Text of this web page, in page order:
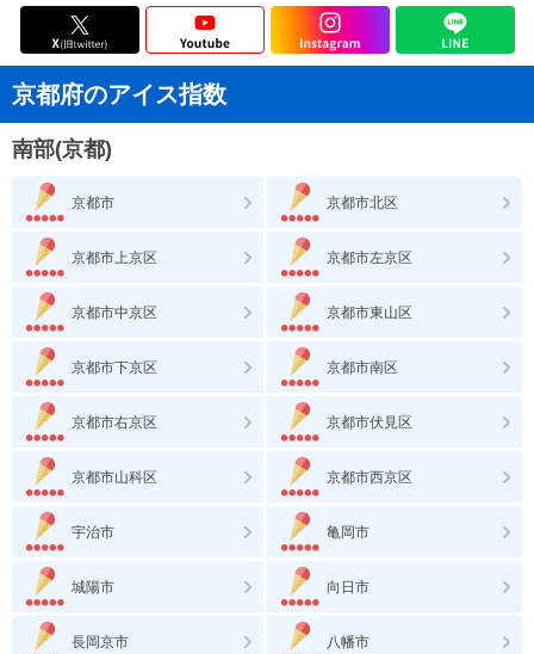
京都府のアイス指数
南部(京都)
京都市 京都市北区
京都市上京区 京都市左京区
京都市中京区 京都市東山区
京都市下京区 京都市南区
京都市右京区 京都市伏見区
京都市山科区 京都市西京区
宇治市 亀岡市
城陽市 向日市
長岡京市 八幡市